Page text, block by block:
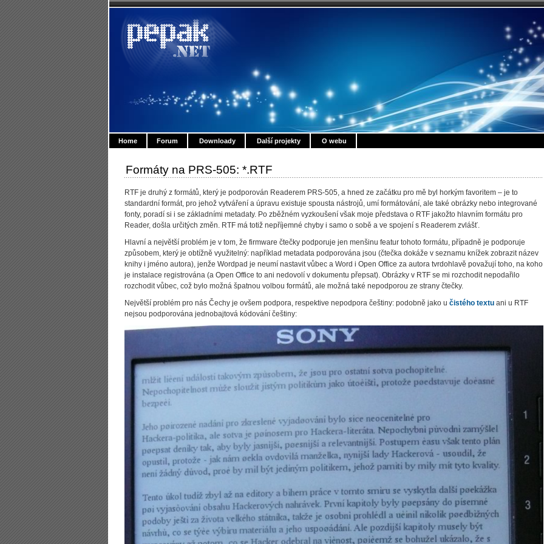
Home Forum Downloady Další projekty O webu
Formáty na PRS-505: *.RTF
RTF je druhý z formátů, který je podporován Readerem PRS-505, a hned ze začátku pro mě byl horkým favoritem – je to
standardní formát, pro jehož vytváření a úpravu existuje spousta nástrojů, umí formátování, ale také obrázky nebo integrované
fonty, poradí si i se základními metadaty. Po zběžném vyzkoušení však moje představa o RTF jakožto hlavním formátu pro
Reader, došla určitých změn. RTF má totiž nepříjemné chyby i samo o sobě a ve spojení s Readerem zvlášť.
Hlavní a největší problém je v tom, že firmware čtečky podporuje jen menšinu featur tohoto formátu, případně je podporuje
způsobem, který je obtížně využitelný: například metadata podporována jsou (čtečka dokáže v seznamu knížek zobrazit název
knihy i jméno autora), jenže Wordpad je neumí nastavit vůbec a Word i Open Office za autora tvrdohlavě považují toho, na koho
je instalace registrována (a Open Office to ani nedovolí v dokumentu přepsat). Obrázky v RTF se mi rozchodit nepodařilo
rozchodit vůbec, což bylo možná špatnou volbou formátů, ale možná také nepodporou ze strany čtečky.
Největší problém pro nás Čechy je ovšem podpora, respektive nepodpora češtiny: podobně jako u čistého textuani u RTF
nejsou podporována jednobajtová kódování češtiny: